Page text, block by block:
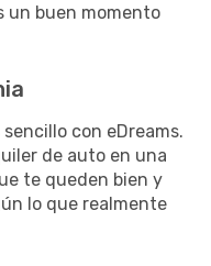
un buen momento
con eDreams.
de auto en una
te queden bien y
lo que realmente